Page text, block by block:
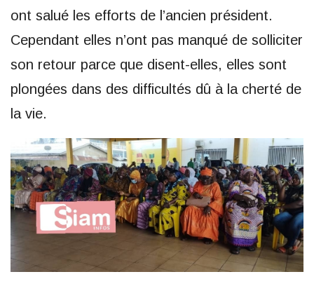
ont salué les efforts de l’ancien président.
Cependant elles n’ont pas manqué de solliciter
son retour parce que disent-elles, elles sont
plongées dans des difficultés dû à la cherté de
la vie.